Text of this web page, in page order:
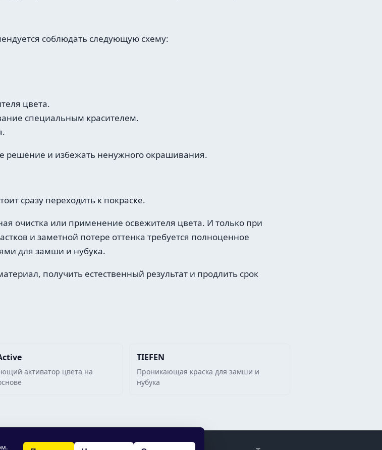
соблюдать следующую схему:
цвета.
специальным красителем.
решение и избежать ненужного окрашивания.
сразу переходить к покраске.
очистка или применение освежителя цвета. И только при
и заметной потере оттенка требуется полноценное
для замши и нубука.
получить естественный результат и продлить срок
активатор цвета на
TIEFEN
Проникающая краска для замши и
нубука